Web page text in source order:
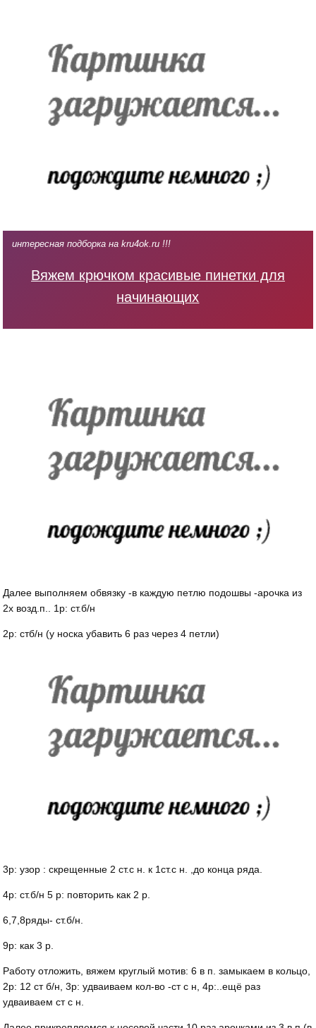
интересная подборка на kru4ok.ru !!!
Вяжем крючком красивые пинетки для
начинающих
Далее выполняем обвязку -в каждую петлю подошвы -арочка из
2х возд.п.. 1р: ст.б/н
2р: стб/н (у носка убавить 6 раз через 4 петли)
3р: узор : скрещенные 2 ст.с н. к 1ст.с н. ,до конца ряда.
4р: ст.б/н 5 р: повторить как 2 р.
6,7,8ряды- ст.б/н.
9р: как 3 р.
Работу отложить, вяжем круглый мотив: 6 в п. замыкаем в кольцо,
2р: 12 ст б/н, 3р: удваиваем кол-во -ст с н, 4р:..ещё раз
удваиваем ст с н.